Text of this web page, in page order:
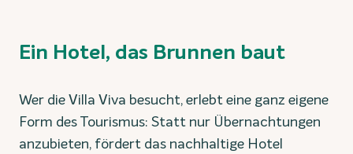
Ein Hotel, das Brunnen baut
Wer die Villa Viva besucht, erlebt eine ganz eigene
Form des Tourismus: Statt nur Übernachtungen
anzubieten, fördert das nachhaltige Hotel